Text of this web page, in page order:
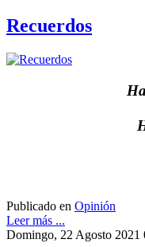
Recuerdos
Publicado en Opinión
Leer más ...
Domingo, 22 Agosto 2021